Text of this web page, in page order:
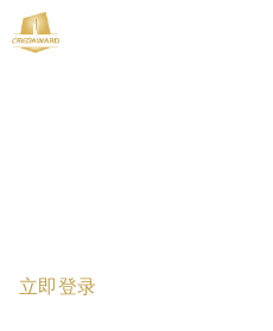
立即登录